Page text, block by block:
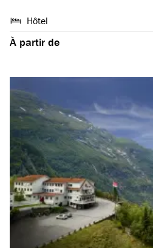
Hôtel
À partir de